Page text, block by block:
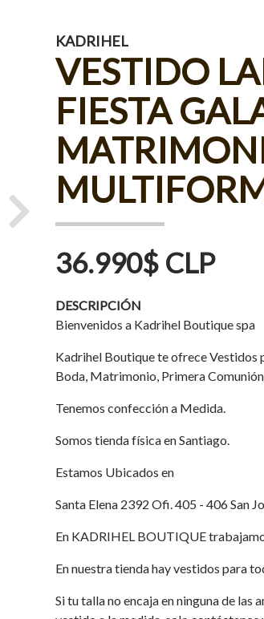
Next
KADRIHEL
VESTIDO
FIESTA
36.990$ CLP
DESCRIPCIÓN
Bienvenidos a Kadrihel Boutique spa
Kadrihel Boutique te ofrece Vestidos
Boda, Matrimonio, Primera
Tenemos confección a Medida.
Somos tienda física en Santiago.
Estamos Ubicados en
Santa Elena 2392 Ofi. 405 - 406 San
En KADRIHEL BOUTIQUE
En nuestra tienda hay vestidos para
Si tu talla no encaja en ninguna de las